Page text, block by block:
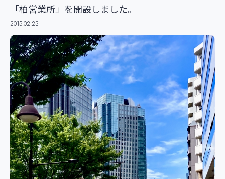
「柏営業所」を開設しました。
2015.02.23